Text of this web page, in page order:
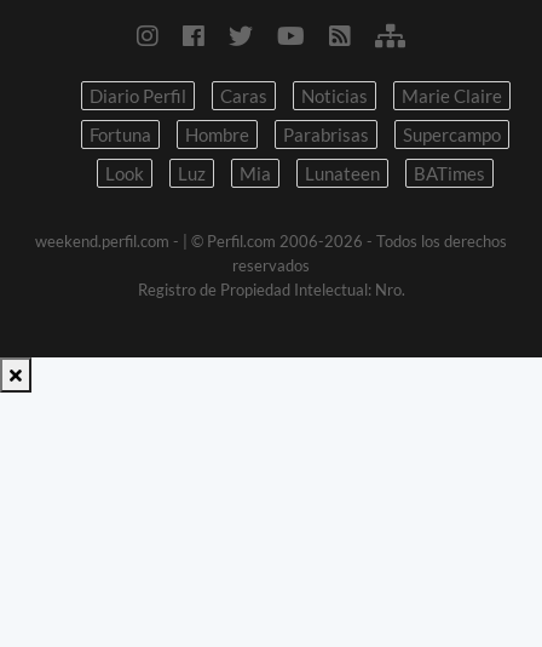
Diario Perfil Caras Noticias
Marie Claire
Fortuna
Hombre Parabrisas
Supercampo
Look
Luz Mia Lunateen BATimes
weekend.perfil.com -
| © Perfil.com 2006-2026 - Todos los derechos
reservados
Registro de Propiedad Intelectual: Nro.